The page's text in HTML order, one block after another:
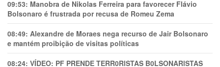
09:53: Manobra de Nikolas Ferreira para favorecer Flávio
Bolsonaro é frustrada por recusa de Romeu Zema
08:49: Alexandre de Moraes nega recurso de Jair Bolsonaro
e mantém proibição de visitas políticas
08:24: VÍDEO: PF PRENDE TERR0RlSTAS B0LSONARlSTAS